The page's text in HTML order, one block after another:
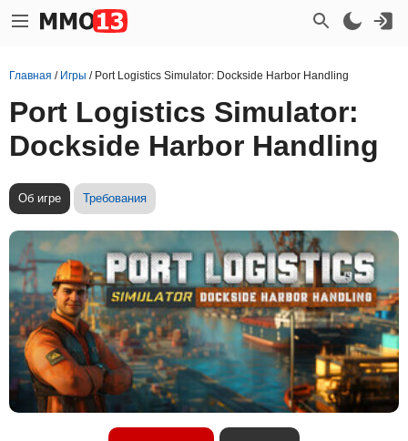
Главная / Игры / Port Logistics Simulator: Dockside Harbor Handling
Port Logistics Simulator:
Dockside Harbor Handling
Об игре Требования